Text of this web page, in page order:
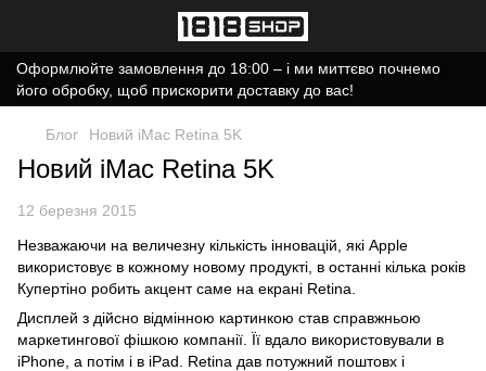
Оформлюйте замовлення до 18:00 – і ми миттєво почнемо
його обробку, щоб прискорити доставку до вас!
Блог Новий iMac Retina 5K
Новий iMac Retina 5K
12 березня 2015
Незважаючи на величезну кількість інновацій, які Apple
використовує в кожному новому продукті, в останні кілька років
Купертіно робить акцент саме на екрані Retina.
Дисплей з дійсно відмінною картинкою став справжньою
маркетингової фішкою компанії. Її вдало використовували в
iPhone, а потім і в iPad. Retina дав потужний поштовх і